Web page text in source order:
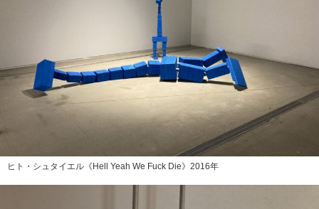
ヒト・シュタイエル《Hell Yeah We Fuck Die》2016年